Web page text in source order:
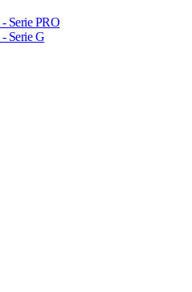
Serie PRO
Serie G